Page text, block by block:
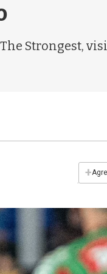
Strongest,
+